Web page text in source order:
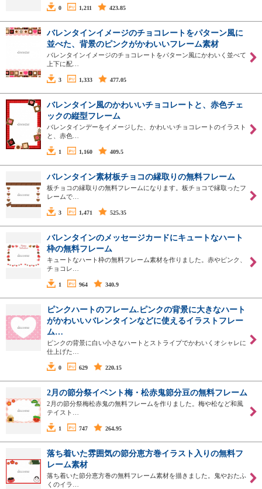
0 1,211 423.85
バレンタインイメージのチョコレートをパターン風に
並べた、背景のピンクがかわいいフレーム素材
バレンタインイメージのチョコレートをパターン風にかわいく並べて
上下に配…
3 1,333 477.05
バレンタイン風のかわいいチョコレートと、赤色チェ
ックの縦型フレーム
バレンタインデーをイメージした、かわいいチョコレートのイラスト
と、赤色…
1 1,160 409.5
バレンタイン素材板チョコの縁取りの無料フレーム
板チョコの縁取りの無料フレームになります。板チョコで縁取ったフ
レームで…
3 1,471 525.35
バレンタインのメッセージカードにキュートなハート
枠の無料フレーム
キュートなハート枠の無料フレーム素材を作りました。赤やピンク、
チョコレ…
1 964 340.9
ピンクハートのフレーム.ピンクの背景に大きなハート
がかわいいバレンタインなどに使えるイラストフレー
ム…
ピンクの背景に白い小さなハートとストライプでかわいくオシャレに
仕上げた…
0 629 220.15
2月の節分祭イベント梅・松赤鬼節分豆の無料フレーム
2月の節分祭梅松赤鬼の無料フレームを作りました。梅や松など和風
テイスト…
1 747 264.95
落ち着いた雰囲気の節分恵方巻イラスト入りの無料フ
レーム素材
落ち着いた節分恵方巻の無料フレーム素材を描きました。鬼やおたふ
くのイラ…